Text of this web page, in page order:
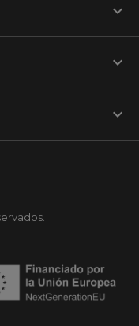

keyboard_arrow_down
